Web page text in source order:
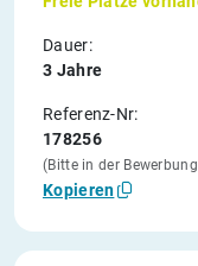
Dauer:
3 Jahre
Referenz-Nr:
178256
(Bitte in der
Kopieren